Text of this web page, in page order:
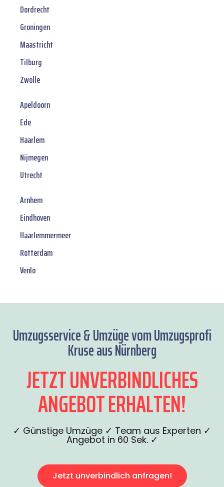
Dordrecht
Groningen
Maastricht
Tilburg
Zwolle
Apeldoorn
Ede
Haarlem
Nijmegen
Utrecht
Arnhem
Eindhoven
Haarlemmermeer
Rotterdam
Venlo
Umzugsservice & Umzüge vom Umzugsprofi
Kruse aus Nürnberg
JETZT UNVERBINDLICHES
ANGEBOT ERHALTEN!
✓ Günstige Umzüge ✓ Team aus Experten ✓
Angebot in 60 Sek. ✓
Jetzt unverbindlich anfragen!